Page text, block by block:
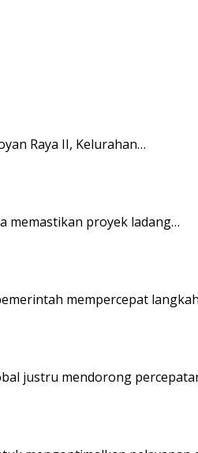
Raya II, Kelurahan…
memastikan proyek ladang…
mempercepat
justru mendorong